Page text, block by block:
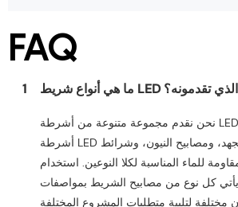
FAQ
1 ما هي أنواع شريط LED الذي تقدمونه؟
نحن نقدم مجموعة متنوعة من أشرطة LED، بما في ذلك
أشرطة LED عالية الجهد، ومصابيح النيون، وشرائط RGB،
للماء المناسبة لكلا النوعين. استخدام
كل نوع من مصابيح الشريط بمواصفات